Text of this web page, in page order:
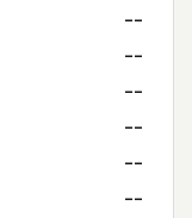
--
--
--
--
--
--